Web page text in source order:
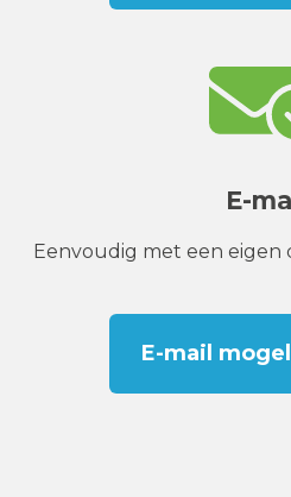
E-
Eenvoudig met een eigen
E-mail